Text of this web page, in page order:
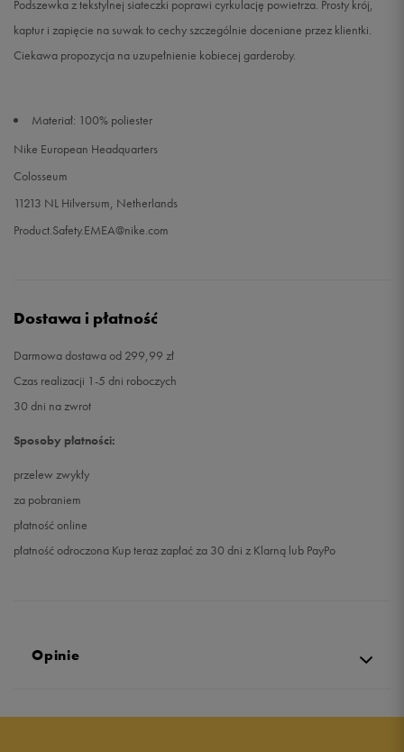
Podszewka z tekstylnej siateczki poprawi cyrkulację powietrza. Prosty krój,
kaptur i zapięcie na suwak to cechy szczególnie doceniane przez klientki.
Ciekawa propozycja na uzupełnienie kobiecej garderoby.
Materiał: 100% poliester
Nike European Headquarters
Colosseum
11213 NL Hilversum, Netherlands
Product.Safety.EMEA@nike.com
Dostawa i płatność
Darmowa dostawa od 299,99 zł
Czas realizacji 1-5 dni roboczych
30 dni na zwrot
Sposoby płatności:
przelew zwykły
za pobraniem
płatność online
płatność odroczona Kup teraz zapłać za 30 dni z Klarną lub PayPo
Opinie